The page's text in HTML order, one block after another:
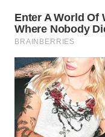
WN
MADURA
WN
SURABAYA
WN
NATUNA